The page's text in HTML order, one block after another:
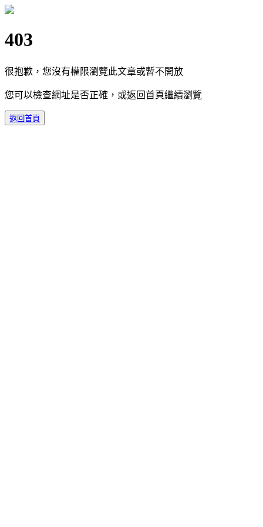
403
很抱歉，您沒有權限瀏覽此文章或暫不開放
您可以檢查網址是否正確，或返回首頁繼續瀏覽
返回首頁